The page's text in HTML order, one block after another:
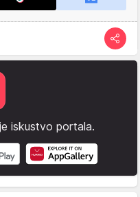
iskustvo portala.